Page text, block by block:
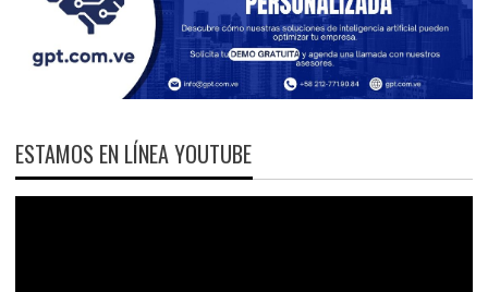
ESTAMOS EN LÍNEA YOUTUBE